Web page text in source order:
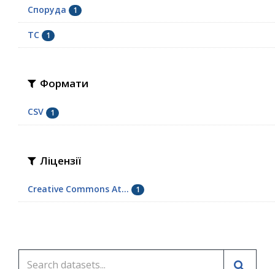
Споруда 1
ТС 1
Формати
CSV 1
Ліцензії
Creative Commons At... 1